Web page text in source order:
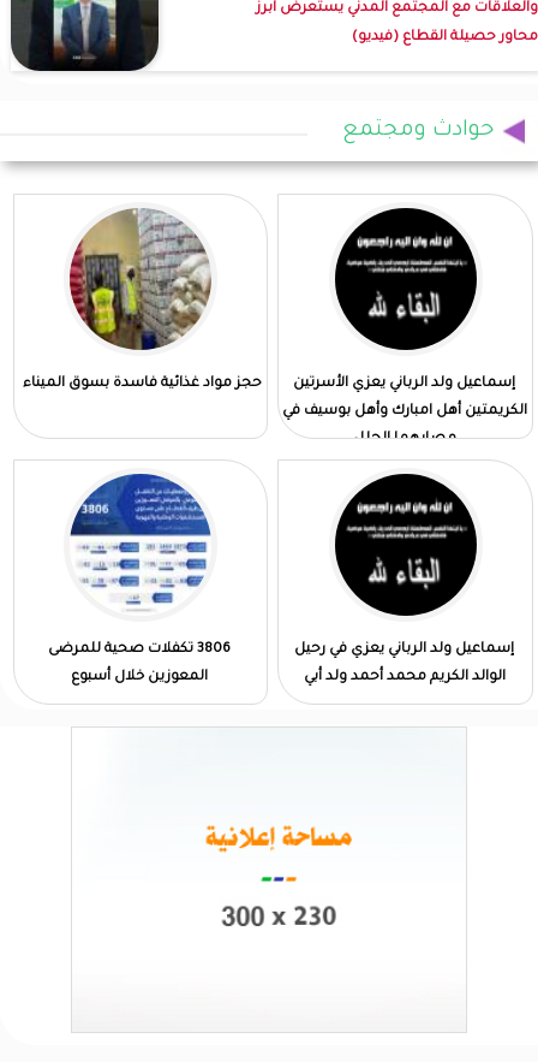
والعلاقات مع المجتمع المدني يستعرض ابرز
محاور حصيلة القطاع (فيديو)
حوادث ومجتمع
إسماعيل ولد الرباني يعزي الأسرتين
الكريمتين أهل امبارك وأهل بوسيف في
مصابهما الجلل
حجز مواد غذائية فاسدة بسوق الميناء
إسماعيل ولد الرباني يعزي في رحيل
الوالد الكريم محمد أحمد ولد أبي
3806 تكفلات صحية للمرضى
المعوزين خلال أسبوع